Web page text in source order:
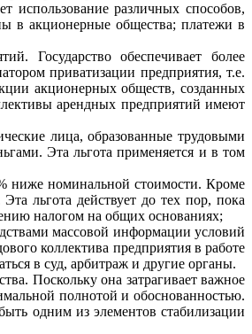
использо­вание различных способов,
в акционерные общества; платежи в
Государство обеспечивает более
приватизации предприятия, т.е.
акционерных обществ, созданных
арендных предприятий имеют
лица, образованные трудовыми
Эта льгота приме­няется и в том
ниже номинальной стоимости. Кроме
льгота действует до тех пор, пока
налогом на общих основаниях;
массовой информации условий
коллектива предприятия в работе
в суд, арбитраж и другие органы.
Поскольку она затрагивает важное
полнотой и обоснованностью.
одним из элементов стабилизации